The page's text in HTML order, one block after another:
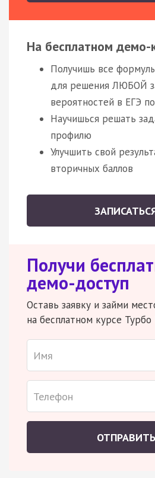
На бесплатном демо-
Получишь все
для решения ЛЮБОЙ
вероятностей в ЕГЭ
Научишься решать
профилю
Улучшить свой
вторичных баллов
Получи
демо-доступ
Оставь заявку и займи
на бесплатном курсе Турбо
ОТПРАВИТЬ